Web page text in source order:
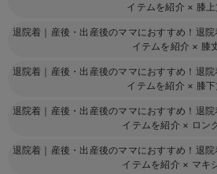
イテムを紹介 × 膝上
退院着｜産後・出産後のママにおすすめ！退
イテムを紹介 × 膝
退院着｜産後・出産後のママにおすすめ！退
イテムを紹介 × 膝下
退院着｜産後・出産後のママにおすすめ！退
イテムを紹介 × ロン
退院着｜産後・出産後のママにおすすめ！退
イテムを紹介 × マキ